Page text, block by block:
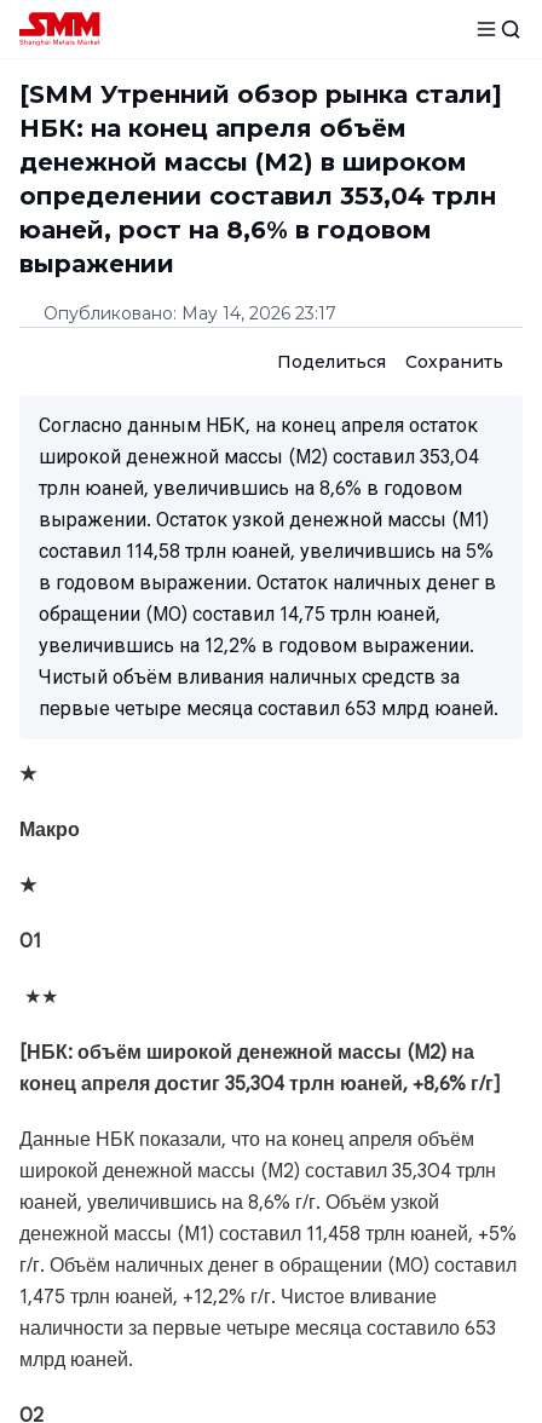
[SMM Утренний обзор рынка стали]
НБК: на конец апреля объём
денежной массы (М2) в широком
определении составил 353,04 трлн
юаней, рост на 8,6% в годовом
выражении
Опубликовано: May 14, 2026 23:17
Поделиться Сохранить
Согласно данным НБК, на конец апреля остаток
широкой денежной массы (M2) составил 353,04
трлн юаней, увеличившись на 8,6% в годовом
выражении. Остаток узкой денежной массы (M1)
составил 114,58 трлн юаней, увеличившись на 5%
в годовом выражении. Остаток наличных денег в
обращении (M0) составил 14,75 трлн юаней,
увеличившись на 12,2% в годовом выражении.
Чистый объём вливания наличных средств за
первые четыре месяца составил 653 млрд юаней.
★
Макро
★
01
★★
[НБК: объём широкой денежной массы (M2) на
конец апреля достиг 35,304 трлн юаней, +8,6% г/г]
Данные НБК показали, что на конец апреля объём
широкой денежной массы (M2) составил 35,304 трлн
юаней, увеличившись на 8,6% г/г. Объём узкой
денежной массы (M1) составил 11,458 трлн юаней, +5%
г/г. Объём наличных денег в обращении (M0) составил
1,475 трлн юаней, +12,2% г/г. Чистое вливание
наличности за первые четыре месяца составило 653
млрд юаней.
02